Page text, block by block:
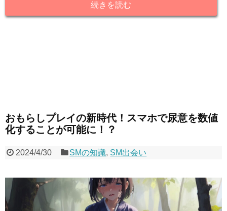
続きを読む
おもらしプレイの新時代！スマホで尿意を数値
化することが可能に！？
2024/4/30 SMの知識, SM出会い